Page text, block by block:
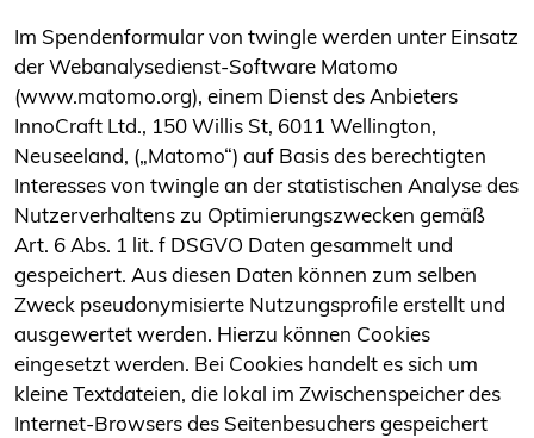
Im Spendenformular von twingle werden unter Einsatz
der Webanalysedienst-Software Matomo
(www.matomo.org), einem Dienst des Anbieters
InnoCraft Ltd., 150 Willis St, 6011 Wellington,
Neuseeland, („Matomo“) auf Basis des berechtigten
Interesses von twingle an der statistischen Analyse des
Nutzerverhaltens zu Optimierungszwecken gemäß
Art. 6 Abs. 1 lit. f DSGVO Daten gesammelt und
gespeichert. Aus diesen Daten können zum selben
Zweck pseudonymisierte Nutzungsprofile erstellt und
ausgewertet werden. Hierzu können Cookies
eingesetzt werden. Bei Cookies handelt es sich um
kleine Textdateien, die lokal im Zwischenspeicher des
Internet-Browsers des Seitenbesuchers gespeichert